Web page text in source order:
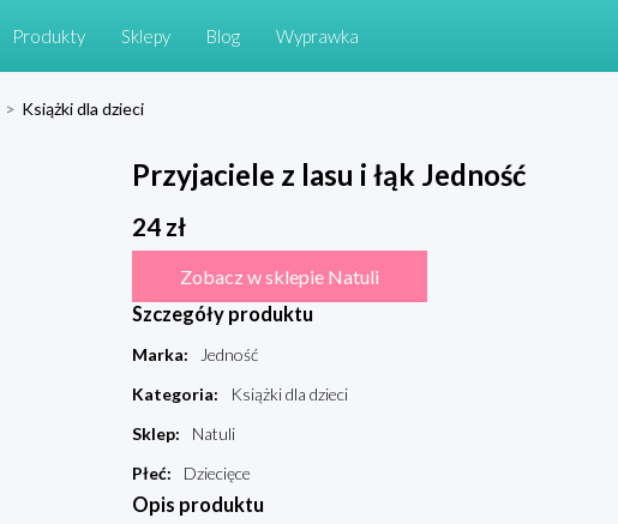
Produkty Sklepy Blog Wyprawka
> Książki dla dzieci
Przyjaciele z lasu i łąk Jedność
24zł
Zobacz w sklepie Natuli
Szczegóły produktu
Marka:
Jedność
Kategoria:
Książki dla dzieci
Sklep:
Natuli
Płeć: Dziecięce
Opis produktu